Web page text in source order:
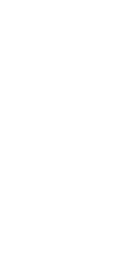
del navegador
web se incluirán en
Imactions S.R.L. que
otra finalidad le
que nuestra
son pequeños
los servicios.
Las Cookies se
visitantes de nuestro
o proveerle
las páginas